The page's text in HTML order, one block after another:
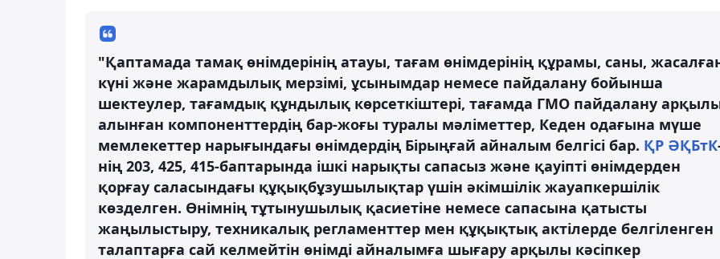
"Қаптамада тамақ өнімдерінің атауы, тағам өнімдерінің құрамы, саны,
күні және жарамдылық мерзімі, ұсынымдар немесе пайдалану бойынша
шектеулер, тағамдық құндылық көрсеткіштері, тағамда ГМО пайдалану
алынған компоненттердің бар-жоғы туралы мәліметтер, Кеден одағына мүше
мемлекеттер нарығындағы өнімдердің Бірыңғай айналым белгісі бар. ҚР ӘҚБтК
нің 203, 425, 415-баптарында ішкі нарықты сапасыз және қауіпті өнімдерден
қорғау саласындағы құқықбұзушылықтар үшін әкімшілік жауапкершілік
көзделген. Өнімнің тұтынушылық қасиетіне немесе сапасына қатысты
жаңылыстыру, техникалық регламенттер мен құқықтық актілерде белгіленген
талаптарға сай келмейтін өнімді айналымға шығару арқылы кәсіпкер